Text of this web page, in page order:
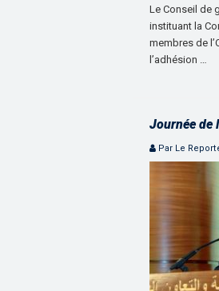
Le Conseil de
instituant la
membres de
l’adhésion …
Journée de
Par Le